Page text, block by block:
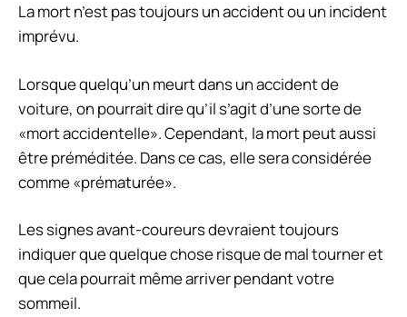
La mort n’est pas toujours un accident ou un incident
imprévu.
Lorsque quelqu’un meurt dans un accident de
voiture, on pourrait dire qu’il s’agit d’une sorte de
«mort accidentelle». Cependant, la mort peut aussi
être préméditée. Dans ce cas, elle sera considérée
comme «prématurée».
Les signes avant-coureurs devraient toujours
indiquer que quelque chose risque de mal tourner et
que cela pourrait même arriver pendant votre
sommeil.